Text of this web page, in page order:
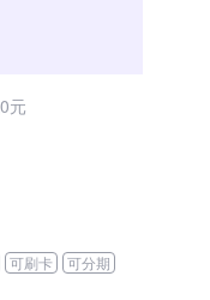
元
可刷卡
可分期